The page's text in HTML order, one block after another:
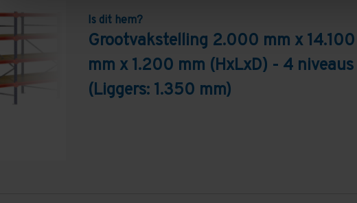
Is dit hem?
Grootvakstelling 2.000 mm x 14.100
mm x 1.200 mm (HxLxD) - 4 niveaus
(Liggers: 1.350 mm)